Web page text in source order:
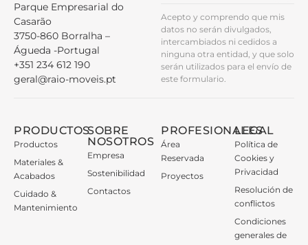
Parque Empresarial do
Casarão
3750-860 Borralha –
Águeda -Portugal
+351 234 612 190
geral@raio-moveis.pt
Acepto y comprendo que mis
datos no serán divulgados,
intercambiados ni cedidos a
ninguna otra entidad, y que solo
serán utilizados para el envío de
este formulario.
PRODUCTOS
Productos
Materiales &
Acabados
Cuidado &
Mantenimiento
SOBRE
NOSOTROS
Empresa
Sostenibilidad
Contactos
PROFESIONALES
Área
Reservada
Proyectos
LEGAL
Política de
Cookies y
Privacidad
Resolución de
conflictos
Condiciones
generales de